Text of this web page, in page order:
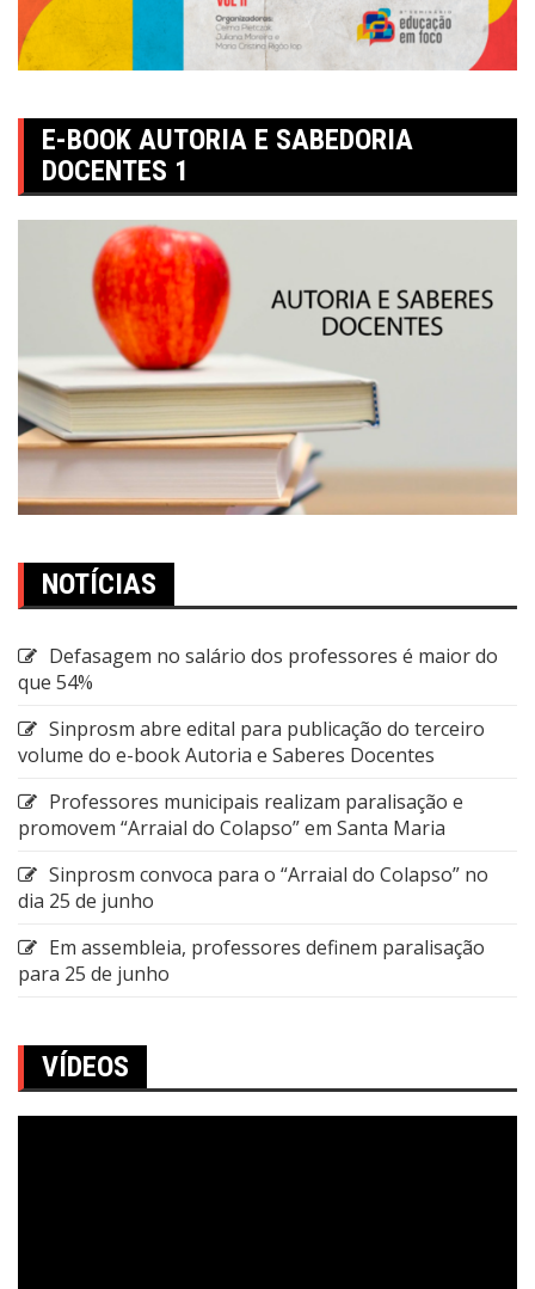
E-BOOK AUTORIA E SABEDORIA
DOCENTES 1
NOTÍCIAS
Defasagem no salário dos professores é maior do
que 54%
Sinprosm abre edital para publicação do terceiro
volume do e-book Autoria e Saberes Docentes
Professores municipais realizam paralisação e
promovem “Arraial do Colapso” em Santa Maria
Sinprosm convoca para o “Arraial do Colapso” no
dia 25 de junho
Em assembleia, professores definem paralisação
para 25 de junho
VÍDEOS